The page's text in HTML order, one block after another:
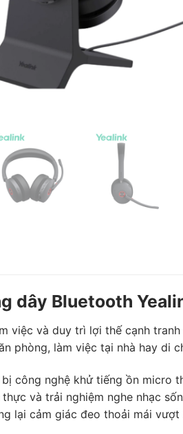
Hội Nghị Truyền Hình
dây Bluetooth
việc và duy trì lợi thế cạnh
phòng, làm việc tại nhà hay di
công nghệ khử tiếng ồn micro
và trải nghiệm nghe nhạc
lại cảm giác đeo thoải mái